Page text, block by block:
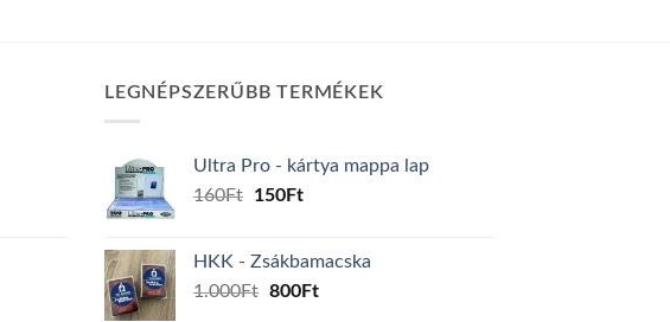
LEGNÉPSZERŰBB TERMÉKEK
Ultra Pro - kártya mappa lap
160Ft
Original
160Ft.
150FtCurrent
150Ft.
HKK - Zsákbamacska
1.000Ft Original
800FtCurrent